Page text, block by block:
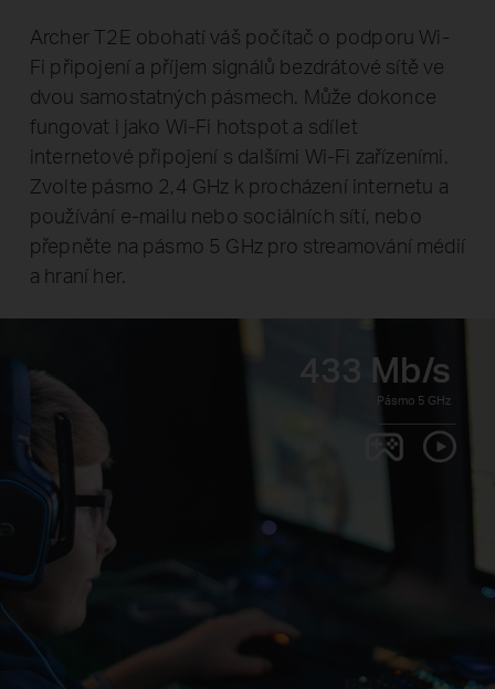
Archer T2E obohatí váš počítač o podporu Wi-
Fi připojení a příjem signálů bezdrátové sítě ve
dvou samostatných pásmech. Může dokonce
fungovat i jako Wi-Fi hotspot a sdílet
internetové připojení s dalšími Wi-Fi zařízeními.
Zvolte pásmo 2,4 GHz k procházení internetu a
používání e-mailu nebo sociálních sítí, nebo
přepněte na pásmo 5 GHz pro streamování médií
a hraní her.
433 Mb/s
Pásmo 5 GHz